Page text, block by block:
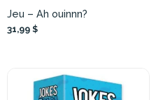
Jeu – Ah ouinnn?
31,99 $